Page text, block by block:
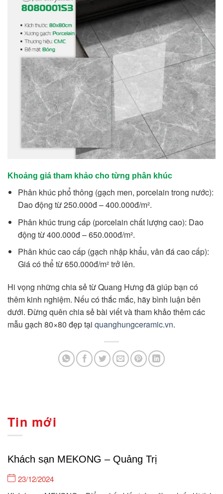
Khoảng giá tham khảo cho từng phân khúc
Phân khúc phổ thông (gạch men, porcelain trong nước):
Dao động từ 250.000đ – 400.000đ/m².
Phân khúc trung cấp (porcelain chất lượng cao): Dao
động từ 400.000đ – 650.000đ/m².
Phân khúc cao cấp (gạch nhập khẩu, vân đá cao cấp):
Giá có thể từ 650.000đ/m² trở lên.
Hi vọng những chia sẻ từ Quang Hưng đã giúp bạn có
thêm kinh nghiệm. Nếu có thắc mắc, hãy bình luận bên
dưới. Đừng quên chia sẻ bài viết và tham khảo thêm các
mẫu gạch 80×80 đẹp tại quanghungceramic.vn.
Tin mới
Khách sạn MEKONG – Quảng Trị
23/12/2024